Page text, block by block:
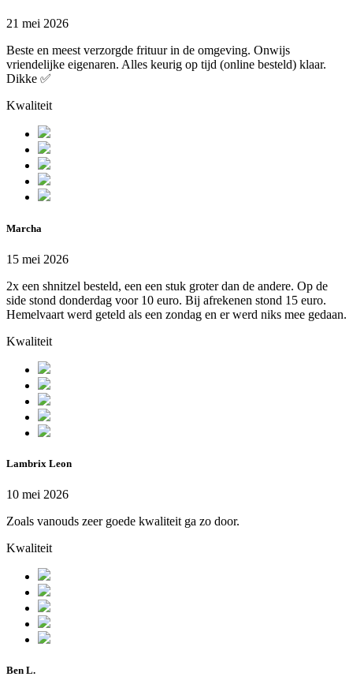
21 mei 2026
Beste en meest verzorgde frituur in de omgeving. Onwijs
vriendelijke eigenaren. Alles keurig op tijd (online besteld) klaar.
Dikke ✅️
Kwaliteit
Marcha
15 mei 2026
2x een shnitzel besteld, een een stuk groter dan de andere. Op de
side stond donderdag voor 10 euro. Bij afrekenen stond 15 euro.
Hemelvaart werd geteld als een zondag en er werd niks mee gedaan.
Kwaliteit
Lambrix Leon
10 mei 2026
Zoals vanouds zeer goede kwaliteit ga zo door.
Kwaliteit
Ben L.